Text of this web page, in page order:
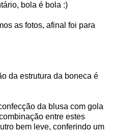
bola é bola :)
as fotos, afinal foi para
da estrutura da boneca é
da blusa com gola
entre estes
bem leve, conferindo um